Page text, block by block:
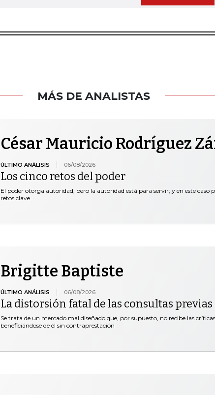
MÁS DE ANALISTAS
César Mauricio Rodríguez
ÚLTIMO ANÁLISIS 06/08/2026
Los cinco retos del poder
El poder otorga autoridad, pero la autoridad está para servir; y en este caso
retos clave
Brigitte Baptiste
ÚLTIMO ANÁLISIS 06/08/2026
La distorsión fatal de las consultas previas
Se trata de un mercado mal diseñado que, por supuesto, no recibe las
beneficiándose de él sin contraprestación